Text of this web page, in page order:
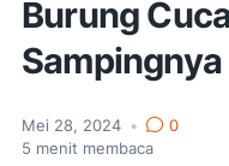
Burung
Sampingnya
Mei 28, 2024 •
0
5 menit membaca